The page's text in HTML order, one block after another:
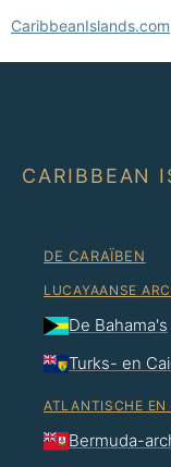
CaribbeanIslands.com
CARIBBEAN
DE CARAÏBEN
LUCAYAANSE
De Bahama's
Turks- en
ATLANTISCHE EN
Bermuda-